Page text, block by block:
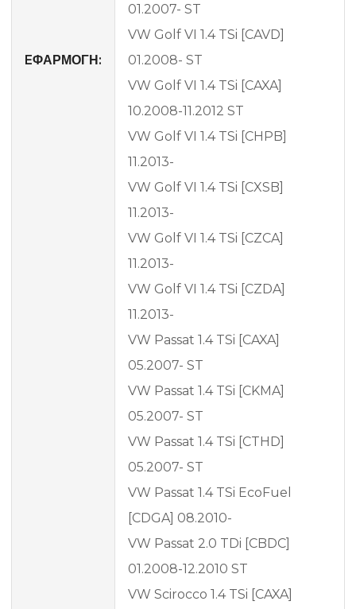
EΦΑΡΜΟΓΗ:
01.2007- ST
VW Golf VI 1.4 TSi [CAVD]
01.2008- ST
VW Golf VI 1.4 TSi [CAXA]
10.2008-11.2012 ST
VW Golf VI 1.4 TSi [CHPB]
11.2013-
VW Golf VI 1.4 TSi [CXSB]
11.2013-
VW Golf VI 1.4 TSi [CZCA]
11.2013-
VW Golf VI 1.4 TSi [CZDA]
11.2013-
VW Passat 1.4 TSi [CAXA]
05.2007- ST
VW Passat 1.4 TSi [CKMA]
05.2007- ST
VW Passat 1.4 TSi [CTHD]
05.2007- ST
VW Passat 1.4 TSi EcoFuel
[CDGA] 08.2010-
VW Passat 2.0 TDi [CBDC]
01.2008-12.2010 ST
VW Scirocco 1.4 TSi [CAXA]